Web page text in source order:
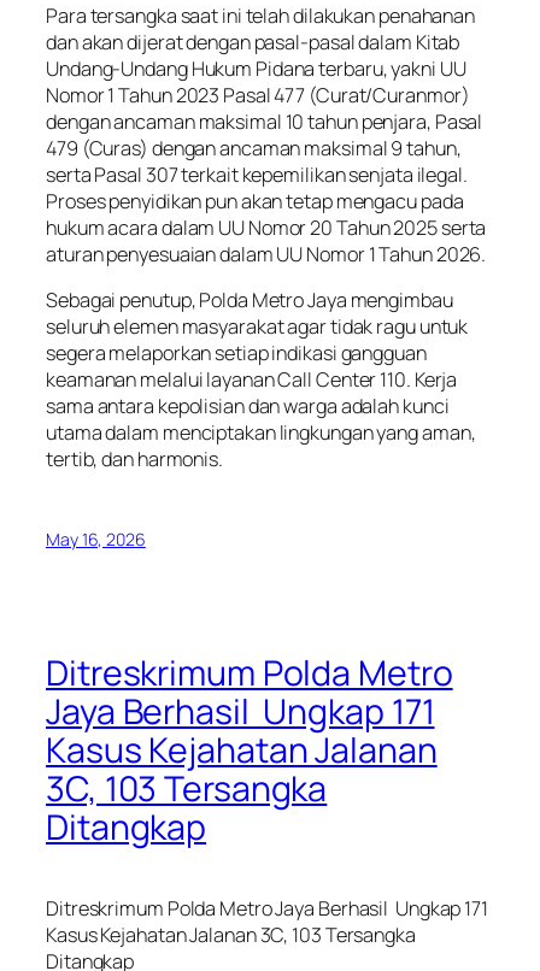
Para tersangka saat ini telah dilakukan penahanan
dan akan dijerat dengan pasal-pasal dalam Kitab
Undang-Undang Hukum Pidana terbaru, yakni UU
Nomor 1 Tahun 2023 Pasal 477 (Curat/Curanmor)
dengan ancaman maksimal 10 tahun penjara, Pasal
479 (Curas) dengan ancaman maksimal 9 tahun,
serta Pasal 307 terkait kepemilikan senjata ilegal.
Proses penyidikan pun akan tetap mengacu pada
hukum acara dalam UU Nomor 20 Tahun 2025 serta
aturan penyesuaian dalam UU Nomor 1 Tahun 2026.
Sebagai penutup, Polda Metro Jaya mengimbau
seluruh elemen masyarakat agar tidak ragu untuk
segera melaporkan setiap indikasi gangguan
keamanan melalui layanan Call Center 110. Kerja
sama antara kepolisian dan warga adalah kunci
utama dalam menciptakan lingkungan yang aman,
tertib, dan harmonis.
May 16, 2026
Ditreskrimum Polda Metro
Jaya Berhasil Ungkap 171
Kasus Kejahatan Jalanan
3C, 103 Tersangka
Ditangkap
Ditreskrimum Polda Metro Jaya Berhasil Ungkap 171
Kasus Kejahatan Jalanan 3C, 103 Tersangka
Ditangkap